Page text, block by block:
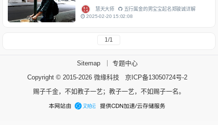
慧天大师
五行属金的男宝宝起名郑骏诚详解
2025-02-20 15:02:08
1/1
Sitemap
专题中心
Copyright © 2015-2026 微缘科技
京ICP备13050724号-2
赐子千金，不如教子一艺；教子一艺，不如赐子一名。